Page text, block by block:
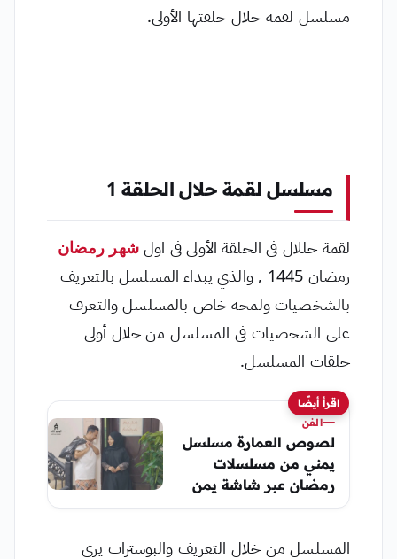
مسلسل لقمة حلال حلقتها الأولى.
مسلسل لقمة حلال الحلقة 1
لقمة حللال في الحلقة الأولى في اولشهر رمضان
رمضان 1445 , والذي يبداء المسلسل بالتعريف
بالشخصيات ولمحه خاص بالمسلسل والتعرف
على الشخصيات في المسلسل من خلال أولى
حلقات المسلسل.
اقرأ أيضًا
الفن
لصوص العمارة مسلسل
يمني من مسلسلات
رمضان عبر شاشة يمن
شباب
المسلسل من خلال التعريف والبوسترات يرى